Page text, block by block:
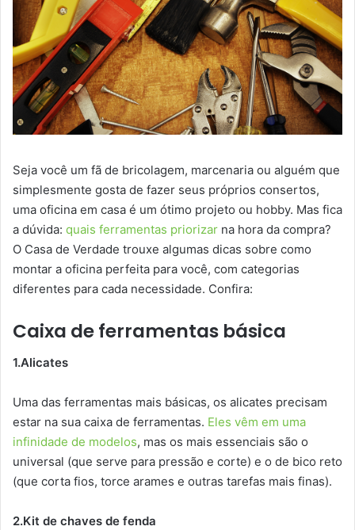
Seja você um fã de bricolagem, marcenaria ou alguém que
simplesmente gosta de fazer seus próprios consertos,
uma oficina em casa é um ótimo projeto ou hobby. Mas fica
a dúvida: quais ferramentas priorizar na hora da compra?
O Casa de Verdade trouxe algumas dicas sobre como
montar a oficina perfeita para você, com categorias
diferentes para cada necessidade. Confira:
Caixa de ferramentas básica
1.Alicates
Uma das ferramentas mais básicas, os alicates precisam
estar na sua caixa de ferramentas. Eles vêm em uma
infinidade de modelos, mas os mais essenciais são o
universal (que serve para pressão e corte) e o de bico reto
(que corta fios, torce arames e outras tarefas mais finas).
2.Kit de chaves de fenda